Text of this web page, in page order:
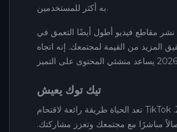
به أكثر للمستخدمين.
نشر مقاطع فيديو أطول أيضًا التعمق في
المزيد من القيمة لمجتمعك. إنه اتجاه
تيك توك يعيش
تعد الحياة طريقة رائعة لاقتحام TikTok في عام 2026.
مباشرًا مع مجتمعك وتعزز مشاركتك.